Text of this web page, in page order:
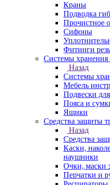
Краны
Подводка
Прочистное
Сифоны
Фитинги
Системы хранения
Назад
Системы
Мебель
Подвески
Пояса и
Ящики
Средства защиты
Назад
Средства
Каски,
наушники
Очки, маски
Перчатки и